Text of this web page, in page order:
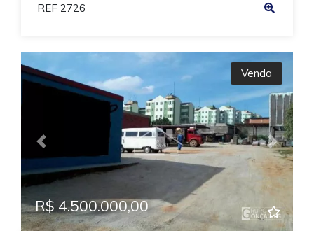
REF 2726
Previous Next
Venda
R$ 4.500.000,00